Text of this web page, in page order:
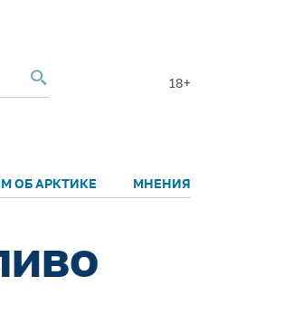
18+
ОБ АРКТИКЕ МНЕНИЯ